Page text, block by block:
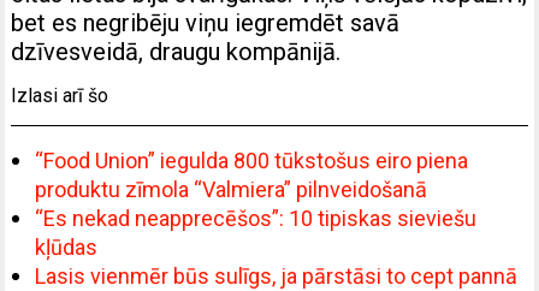
bet es negribēju viņu iegremdēt savā
dzīvesveidā, draugu kompānijā.
Izlasi arī šo
“Food Union” iegulda 800 tūkstošus eiro piena
produktu zīmola “Valmiera” pilnveidošanā
“Es nekad neapprecēšos”: 10 tipiskas sieviešu
kļūdas
Lasis vienmēr būs sulīgs, ja pārstāsi to cept pannā